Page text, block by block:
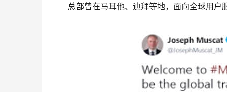
总部曾在马耳他、迪拜等地，面向全球用户